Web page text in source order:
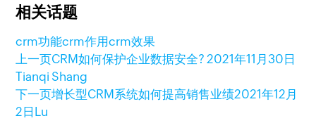
相关话题
crm功能crm作用crm效果
上一页CRM如何保护企业数据安全?2021年11月30日
Tianqi Shang
下一页增长型CRM系统如何提高销售业绩2021年12月
2日 Lu